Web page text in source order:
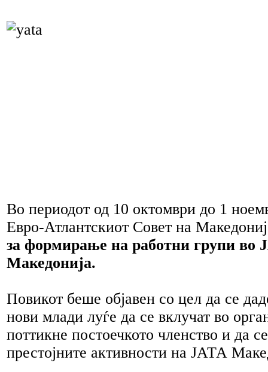
Во периодот од 10 октомври до 1
Евро-Атлантскиот Совет на
за формирање на работни групи во
Македонија.
Повикот беше објавен со цел да се
нови млади луѓе да се вклучат во
поттикне постоечкото членство и да
престојните активности на ЈАТА